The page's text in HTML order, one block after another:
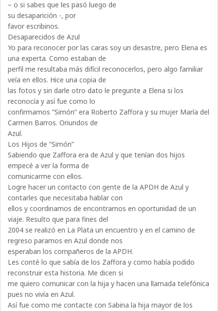
– o si sabes que les pasó luego de
su desaparición -, por
favor escribinos.
Desaparecidos de Azul
Yo para reconocer por las caras soy un desastre, pero Elena es
una experta. Como estaban de
perfil me resultaba más difícil reconocerlos, pero algo familiar
veía en ellos. Hice una copia de
las fotos y sin darle otro dato le pregunte a Elena si los
reconocía y así fue como lo
confirmamos “Simón” era Roberto Zaffora y su mujer María del
Carmen Barros. Oriundos de
Azul.
Los Hijos de “Simón”
Sabiendo que Zaffora era de Azul y que tenían dos hijos
empecé a ver la forma de
comunicarme con ellos.
Logre hacer un contacto con gente de la APDH de Azul y
contarles que necesitaba hablar con
ellos y coordinamos de encontrarnos en oportunidad de un
viaje. Resulto que para fines del
2004 se realizó en La Plata un encuentro y en el camino de
regreso paramos en Azul donde nos
esperaban los compañeros de la APDH.
Les conté lo que sabía de los Zaffora y como había podido
reconstruir esta historia. Me dicen si
me quiero comunicar con la hija y hacen una llamada telefónica
pues no vivía en Azul.
Así fue como me contacte con Sabina la hija mayor de los